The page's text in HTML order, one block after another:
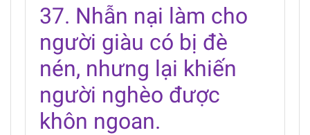
37. Nhẫn nại làm cho
người giàu có bị đè
nén, nhưng lại khiến
người nghèo được
khôn ngoan.